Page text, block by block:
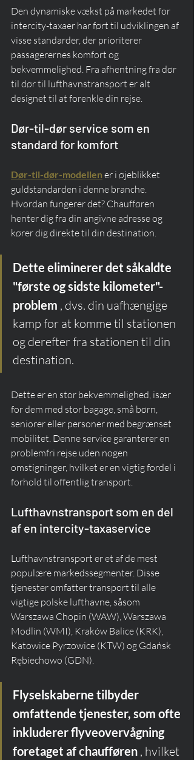
Den dynamiske vækst på markedet for
intercity-taxaer har ført til udviklingen af
visse standarder, der prioriterer
passagerernes komfort og
bekvemmelighed. Fra afhentning fra dør
til dør til lufthavnstransport er alt
designet til at forenkle din rejse.
Dør-til-dør service som en
standard for komfort
Dør-til-dør-modellen er i øjeblikket
guldstandarden i denne branche.
Hvordan fungerer det? Chaufføren
henter dig fra din angivne adresse og
kører dig direkte til din destination.
Dette eliminerer det såkaldte
"første og sidste kilometer"-
problem , dvs. din uafhængige
kamp for at komme til stationen
og derefter fra stationen til din
destination.
Dette er en stor bekvemmelighed, især
for dem med stor bagage, små børn,
seniorer eller personer med begrænset
mobilitet. Denne service garanterer en
problemfri rejse uden nogen
omstigninger, hvilket er en vigtig fordel i
forhold til offentlig transport.
Lufthavnstransport som en del
af en intercity-taxaservice
Lufthavnstransport er et af de mest
populære markedssegmenter. Disse
tjenester omfatter transport til alle
vigtige polske lufthavne, såsom
Warszawa Chopin (WAW), Warszawa
Modlin (WMI), Kraków Balice (KRK),
Katowice Pyrzowice (KTW) og Gdańsk
Rębiechowo (GDN).
Flyselskaberne tilbyder
omfattende tjenester, som ofte
inkluderer flyveovervågning
foretaget af chaufføren , hvilket